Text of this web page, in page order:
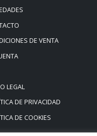
DE VENTA
LEGAL
DE PRIVACIDAD
DE COOKIES